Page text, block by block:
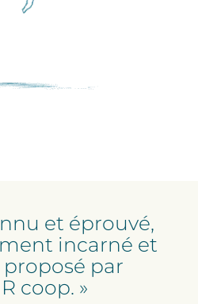
et éprouvé,
incarné et
par
coop. »